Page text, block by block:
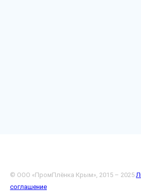
© ООО «ПромПлёнка Крым», 2015 – 2025
соглашение